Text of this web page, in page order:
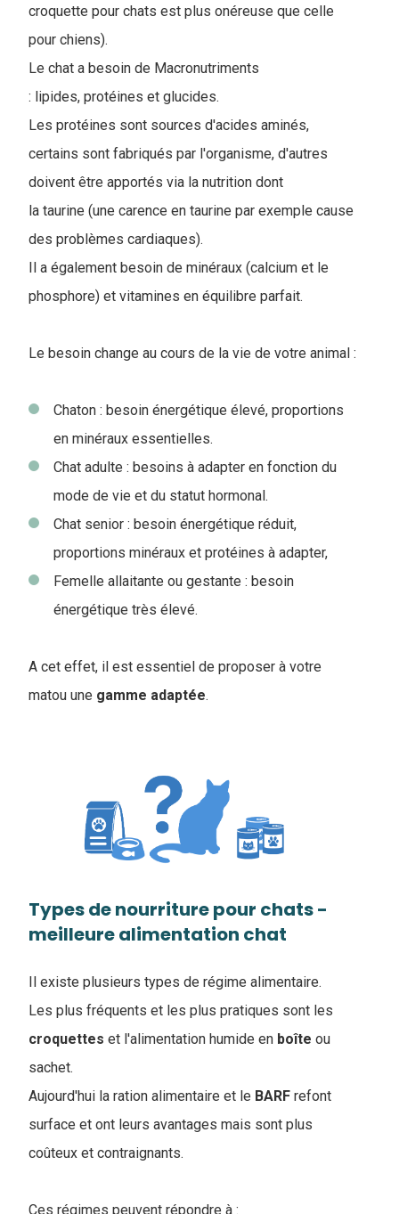
croquette pour chats est plus onéreuse que celle
pour chiens).
Le chat a besoin de Macronutriments
: lipides, protéines et glucides.
Les protéines sont sources d'acides aminés,
certains sont fabriqués par l'organisme, d'autres
doivent être apportés via la nutrition dont
la taurine (une carence en taurine par exemple cause
des problèmes cardiaques).
Il a également besoin de minéraux (calcium et le
phosphore) et vitamines en équilibre parfait.
Le besoin change au cours de la vie de votre animal :
Chaton : besoin énergétique élevé, proportions
en minéraux essentielles.
Chat adulte : besoins à adapter en fonction du
mode de vie et du statut hormonal.
Chat senior : besoin énergétique réduit,
proportions minéraux et protéines à adapter,
Femelle allaitante ou gestante : besoin
énergétique très élevé.
A cet effet, il est essentiel de proposer à votre
matou une gamme adaptée.
Types de nourriture pour chats -
meilleure alimentation chat
Il existe plusieurs types de régime alimentaire.
Les plus fréquents et les plus pratiques sont les
croquettes et l'alimentation humide en boîte ou
sachet.
Aujourd'hui la ration alimentaire et le BARF refont
surface et ont leurs avantages mais sont plus
coûteux et contraignants.
Ces régimes peuvent répondre à :